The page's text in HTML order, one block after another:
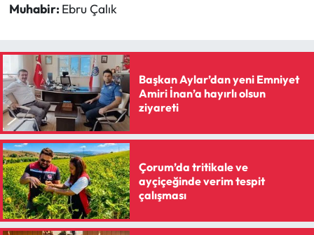
Muhabir: Ebru Çalık
Başkan Aylar’dan yeni Emniyet
Amiri İnan’a hayırlı olsun
ziyareti
Çorum’da tritikale ve
ayçiçeğinde verim tespit
çalışması